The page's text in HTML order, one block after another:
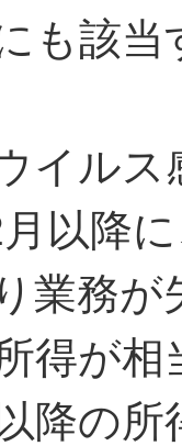
も該
イル
以降
業務
得が
降の